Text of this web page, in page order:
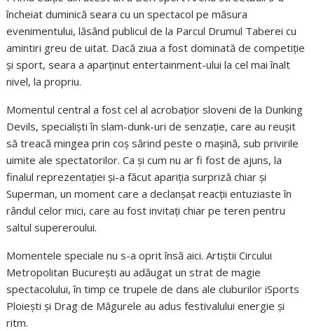
încheiat duminică seara cu un spectacol pe măsura
evenimentului, lăsând publicul de la Parcul Drumul Taberei cu
amintiri greu de uitat. Dacă ziua a fost dominată de competiție
și sport, seara a aparținut entertainment-ului la cel mai înalt
nivel, la propriu.
Momentul central a fost cel al acrobațior sloveni de la Dunking
Devils, specialiști în slam-dunk-uri de senzație, care au reușit
să treacă mingea prin coș sărind peste o mașină, sub privirile
uimite ale spectatorilor. Ca și cum nu ar fi fost de ajuns, la
finalul reprezentației și-a făcut apariția surpriză chiar și
Superman, un moment care a declanșat reacții entuziaste în
rândul celor mici, care au fost invitați chiar pe teren pentru
saltul supereroului.
Momentele speciale nu s-a oprit însă aici. Artiștii Circului
Metropolitan București au adăugat un strat de magie
spectacolului, în timp ce trupele de dans ale cluburilor iSports
Ploiești și Drag de Măgurele au adus festivalului energie și
ritm.